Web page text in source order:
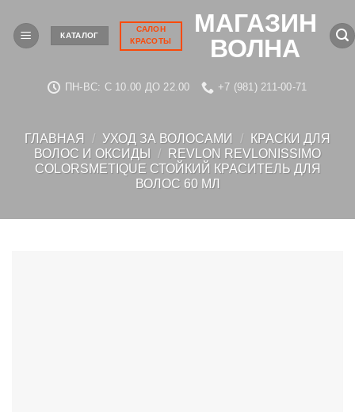
content
МАГАЗИН
ВОЛНА
КАТАЛОГ
САЛОН
КРАСОТЫ
ПН-ВС: C 10.00 ДО 22.00 +7 (981) 211-00-71
ГЛАВНАЯ / УХОД ЗА ВОЛОСАМИ /
КРАСКИ ДЛЯ
ВОЛОС И ОКСИДЫ /
REVLON REVLONISSIMO
COLORSMETIQUE СТОЙКИЙ КРАСИТЕЛЬ ДЛЯ
ВОЛОС 60 МЛ